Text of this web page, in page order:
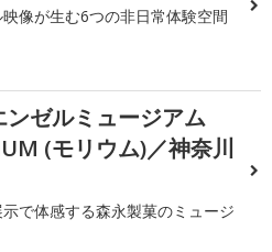
像が生む6つの非日常体験空間
ンゼルミュージアム
(モリウム)／神奈川
で体感する森永製菓のミュージ